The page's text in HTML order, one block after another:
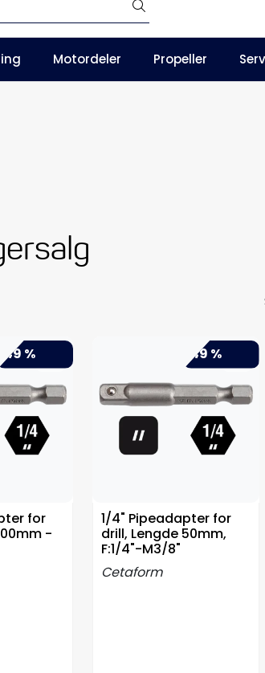
NO
Motordeler Propeller
-49 %
for
-
-49 %
1/4" Pipeadapter for
drill, Lengde 50mm,
F:1/4"-M3/8"
Cetaform